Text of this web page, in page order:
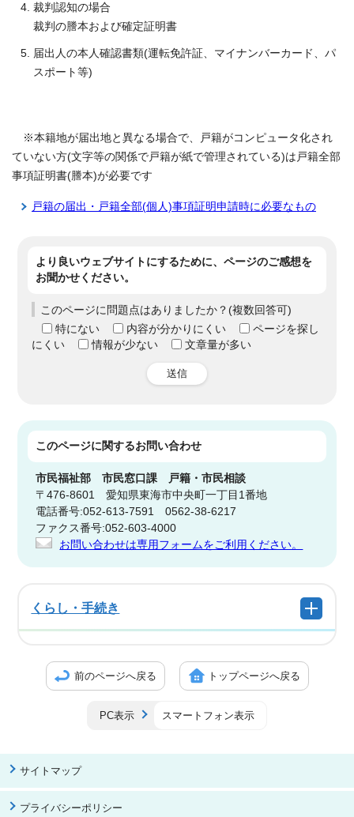
裁判認知の場合
裁判の謄本および確定証明書
届出人の本人確認書類(運転免許証、マイナンバーカード、パ
スポート等)
※本籍地が届出地と異なる場合で、戸籍がコンピュータ化され
ていない方(文字等の関係で戸籍が紙で管理されている)は戸籍全部
事項証明書(謄本)が必要です
戸籍の届出・戸籍全部(個人)事項証明申請時に必要なもの
より良いウェブサイトにするために、ページのご感想を
お聞かせください。
このページに問題点はありましたか？(複数回答可)
特にない
内容が分かりにくい
ページを探し
にくい
情報が少ない 文章量が多い
送信
このページに関するお問い合わせ
市民福祉部市民窓口課 戸籍・市民相談
〒476-8601 愛知県東海市中央町一丁目1番地
電話番号:052-613-7591 0562-38-6217
ファクス番号:052-603-4000
お問い合わせは専用フォームをご利用ください。
くらし・手続き
前のページへ戻る トップページへ戻る
PC表示 スマートフォン表示
サイトマップ
プライバシーポリシー